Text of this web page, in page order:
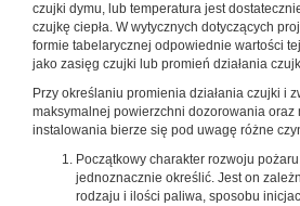
czujki dymu, lub temperatura jest
czujkę ciepła. W wytycznych dotyczących
formie tabelarycznej odpowiednie wartości
jako zasięg czujki lub promień działania
Przy określaniu promienia działania czujki i
maksymalnej powierzchni dozorowania oraz
instalowania bierze się pod uwagę różne
Początkowy charakter rozwoju
jednoznacznie określić. Jest on
rodzaju i ilości paliwa, sposobu